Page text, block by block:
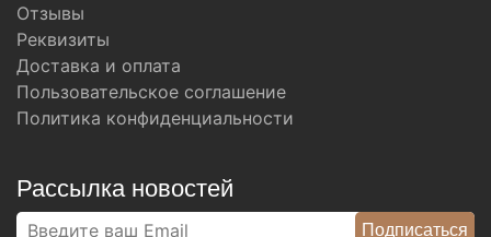
Отзывы
Реквизиты
Доставка и оплата
Пользовательское соглашение
Политика конфиденциальности
Рассылка новостей